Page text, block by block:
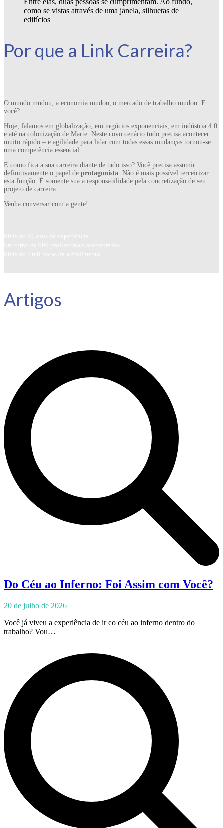
Por que a Link Carreira?
O mundo mudou, a economia mudou, o mercado de trabalho mudou. E
você?
Hoje, falamos em globalização, em negócios exponenciais, em indústria 4.0
e até na colonização de Marte. Neste novo cenário tudo precisa acontecer
muito rápido – e agilidade para lidar com todas essas mudanças tornou-se
uma competência essencial.
E como fica a sua carreira diante de tudo isso? Você precisa assumir
definitivamente o papel de protagonista. Não é mais possível terceirizar
esta função. É somente sua a responsabilidade pela concretização de seu
projeto de carreira.
Venha conversar com a gente!
Artigos
Do Céu ao Inferno: Foi Assim com Você?
20 de julho de 2026
Você já viveu a experiência de ir do céu ao inferno dentro do
trabalho? Vou…